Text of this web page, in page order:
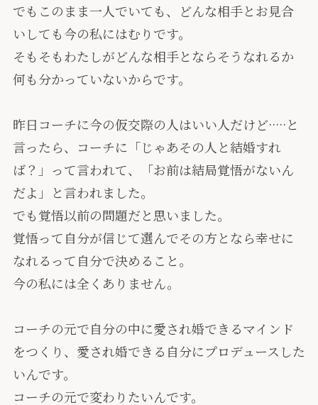
でもこのまま一人でいても、どんな相手とお見合
いしても今の私にはむりです。
そもそもわたしがどんな相手とならそうなれるか
何も分かっていないからです。
昨日コーチに今の仮交際の人はいい人だけど·····と
言ったら、コーチに「じゃあその人と結婚すれ
ば？」って言われて、「お前は結局覚悟がないん
だよ」と言われました。
でも覚悟以前の問題だと思いました。
覚悟って自分が信じて選んでその方となら幸せに
なれるって自分で決めること。
今の私には全くありません。
コーチの元で自分の中に愛され婚できるマインド
をつくり、愛され婚できる自分にプロデュースした
いんです。
コーチの元で変わりたいんです。